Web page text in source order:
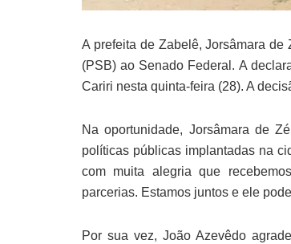
A prefeita de Zabelê, Jorsâmara
(PSB) ao Senado Federal. A
Cariri nesta quinta-feira (28). A
Na oportunidade, Jorsâmara de
políticas públicas implantadas na
com muita alegria que
parcerias. Estamos juntos e ele
Por sua vez, João Azevêdo